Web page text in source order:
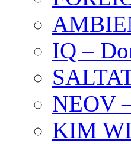
IQ –
NEOV
KIM